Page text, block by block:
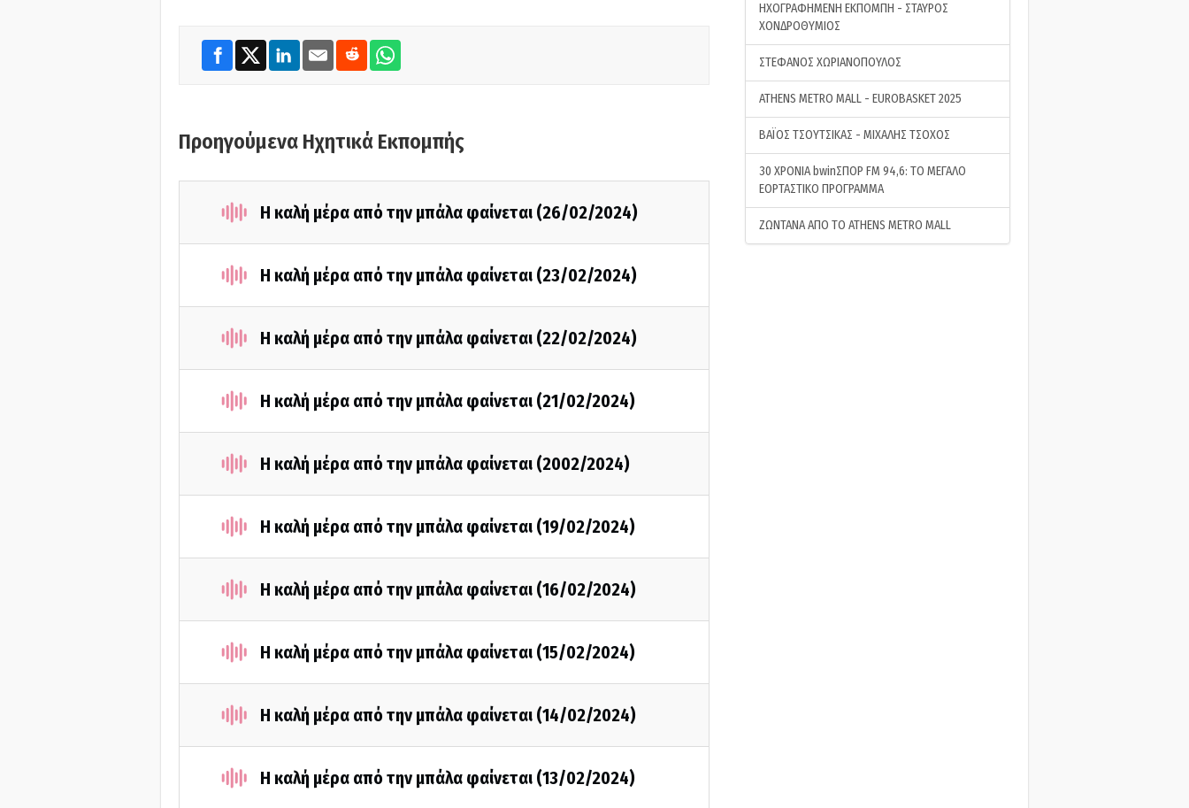
Προηγούμενα Ηχητικά Εκπομπής
Η καλή μέρα από την μπάλα φαίνεται (26/02/2024)
Η καλή μέρα από την μπάλα φαίνεται (23/02/2024)
Η καλή μέρα από την μπάλα φαίνεται (22/02/2024)
Η καλή μέρα από την μπάλα φαίνεται (21/02/2024)
Η καλή μέρα από την μπάλα φαίνεται (2002/2024)
Η καλή μέρα από την μπάλα φαίνεται (19/02/2024)
Η καλή μέρα από την μπάλα φαίνεται (16/02/2024)
Η καλή μέρα από την μπάλα φαίνεται (15/02/2024)
Η καλή μέρα από την μπάλα φαίνεται (14/02/2024)
Η καλή μέρα από την μπάλα φαίνεται (13/02/2024)
ΗΧΟΓΡΑΦΗΜΕΝΗ ΕΚΠΟΜΠΗ - ΣΤΑΥΡΟΣ
ΧΟΝΔΡΟΘΥΜΙΟΣ
ΣΤΕΦΑΝΟΣ ΧΩΡΙΑΝΟΠΟΥΛΟΣ
ATHENS METRO MALL - EUROBASKET 2025
ΒΑΪΟΣ ΤΣΟΥΤΣΙΚΑΣ - ΜΙΧΑΛΗΣ ΤΣΟΧΟΣ
30 ΧΡΟΝΙΑ bwinΣΠΟΡ FM 94,6: ΤΟ ΜΕΓΑΛΟ
ΕΟΡΤΑΣΤΙΚΟ ΠΡΟΓΡΑΜΜΑ
ΖΩΝΤΑΝΑ ΑΠΟ ΤΟ ATHENS METRO MALL